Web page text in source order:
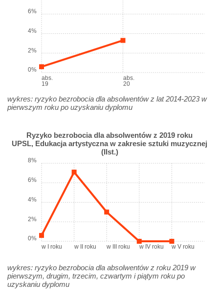
abs.
19
abs.
20
0%
2%
4%
6%
wykres: ryzyko bezrobocia dla absolwentów z lat 2014-2023 w
pierwszym roku po uzyskaniu dyplomu
Ryzyko bezrobocia dla absolwentów z 2019 roku
UPSL, Edukacja artystyczna w zakresie sztuki muzycznej
(IIst.)
w I roku w II roku w III roku w IV roku w V roku
0%
2%
4%
6%
8%
wykres: ryzyko bezrobocia dla absolwentów z roku 2019 w
pierwszym, drugim, trzecim, czwartym i piątym roku po
uzyskaniu dyplomu